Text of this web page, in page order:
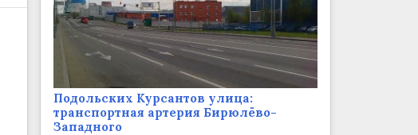
Подольских Курсантов улица:
транспортная артерия Бирюлёво-
Западного